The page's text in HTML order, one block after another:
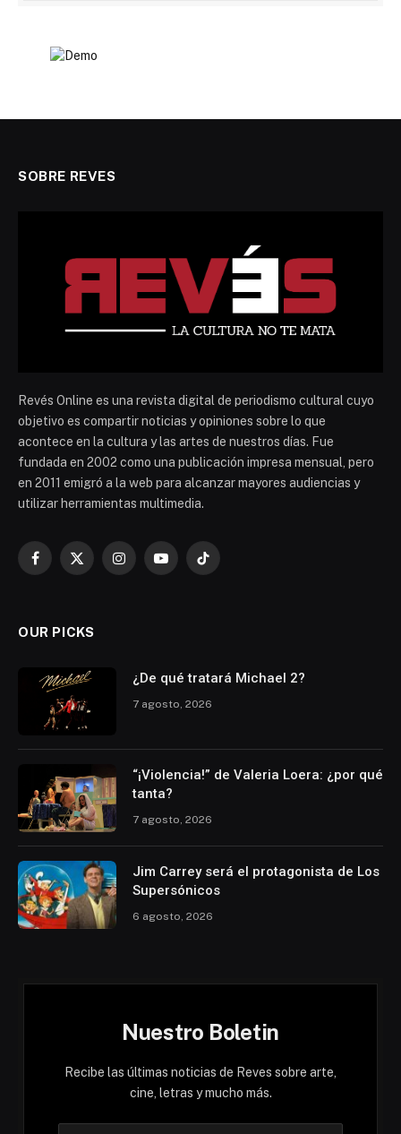
SOBRE REVES
Revés Online es una revista digital de periodismo cultural cuyo
objetivo es compartir noticias y opiniones sobre lo que
acontece en la cultura y las artes de nuestros días. Fue
fundada en 2002 como una publicación impresa mensual, pero
en 2011 emigró a la web para alcanzar mayores audiencias y
utilizar herramientas multimedia.
Facebook
X
InstagramYouTubeTikTok
OUR PICKS
¿De qué tratará Michael 2?
7 agosto, 2026
“¡Violencia!” de Valeria Loera: ¿por qué
tanta?
7 agosto, 2026
Jim Carrey será el protagonista de Los
Supersónicos
6 agosto, 2026
Nuestro Boletin
Recibe las últimas noticias de Reves sobre arte,
cine, letras y mucho más.